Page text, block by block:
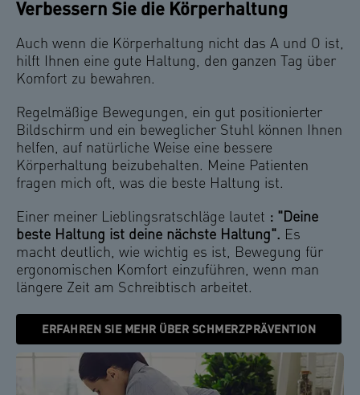
Verbessern Sie die Körperhaltung
Auch wenn die Körperhaltung nicht das A und O ist,
hilft Ihnen eine gute Haltung, den ganzen Tag über
Komfort zu bewahren.
Regelmäßige Bewegungen, ein gut positionierter
Bildschirm und ein beweglicher Stuhl können Ihnen
helfen, auf natürliche Weise eine bessere
Körperhaltung beizubehalten. Meine Patienten
fragen mich oft, was die beste Haltung ist.
Einer meiner Lieblingsratschläge lautet : "Deine
beste Haltung ist deine nächste Haltung". Es
macht deutlich, wie wichtig es ist, Bewegung für
ergonomischen Komfort einzuführen, wenn man
längere Zeit am Schreibtisch arbeitet.
ERFAHREN SIE MEHR ÜBER SCHMERZPRÄVENTION